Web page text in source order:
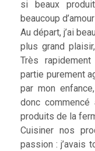
si beaux
beaucoup
Au départ, j’ai
plus grand
Très
partie purement
par mon
donc
produits de la
Cuisiner nos
passion : j’avais